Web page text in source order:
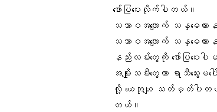
ဖော်ပြပေးလိုက်ပါတယ်။
သဘာဝအလျောက် သန္ဓေတားန
သဘာဝအလျောက် သန္ဓေတာ
နည်းလမ်းတွေကို‌ ဖော်ပြပေးပ
အမျိုးသမီးတွေဟာ ရာသီ
လို့ ယေဘုယျ သတ်မှတ်ပါတယ်
တယ်။